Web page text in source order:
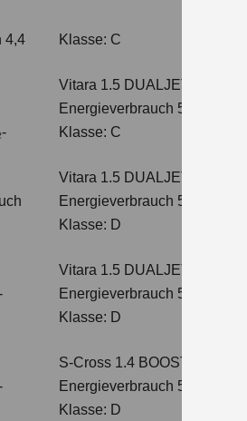
4,4
Klasse: C
Vitara 1.5 DUALJET
Energieverbrauch 5,0 l/
Klasse: C
Vitara 1.5 DUALJET
Energieverbrauch 5,6 l/
Klasse: D
Vitara 1.5 DUALJET
Energieverbrauch 5,6 l/
Klasse: D
S-Cross 1.4 BOOSTERJET
Energieverbrauch 5,4 l/100
Klasse: D